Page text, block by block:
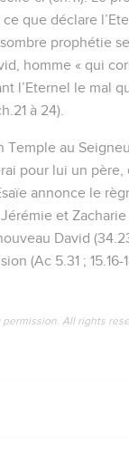
que déclare
prophétie
homme « qui
le mal
à 24).
au
pour lui un
annonce le
Jérémie et
David
(Ac 5.31 ; 15.16-
permission. All rights